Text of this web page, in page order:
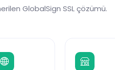
GlobalSign SSL çözümü.